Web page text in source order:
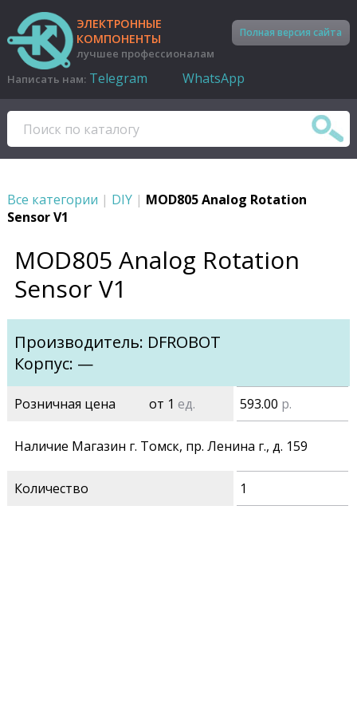
ЭЛЕКТРОННЫЕ
КОМПОНЕНТЫ
лучшее профессионалам
Полная версия сайта
Написать нам: Telegram WhatsApp
Все категории | DIY | MOD805 Analog Rotation
Sensor V1
MOD805 Analog Rotation
Sensor V1
Производитель: DFROBOT
Корпус: —
Розничная цена от 1 ед. 593.00 р.
Наличие Магазин г. Томск, пр. Ленина г., д. 159
Количество 1